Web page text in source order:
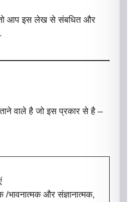
आप इस लेख से संबधित और
वाले है जो इस प्रकार से है –
/भावनात्मक और संज्ञानात्मक,